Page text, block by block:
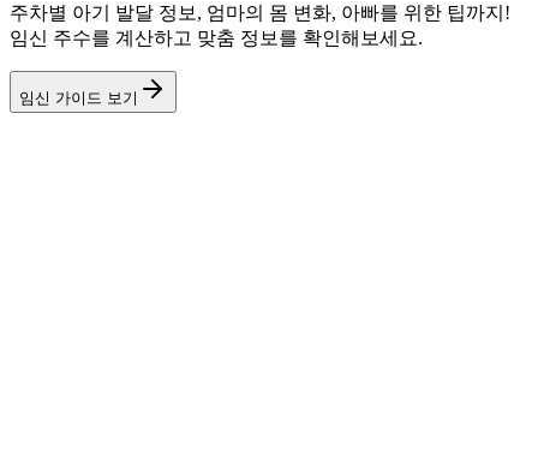
주차별 아기 발달 정보, 엄마의 몸 변화, 아빠를 위한 팁까지!
임신 주수를 계산하고 맞춤 정보를 확인해보세요.
임신 가이드 보기